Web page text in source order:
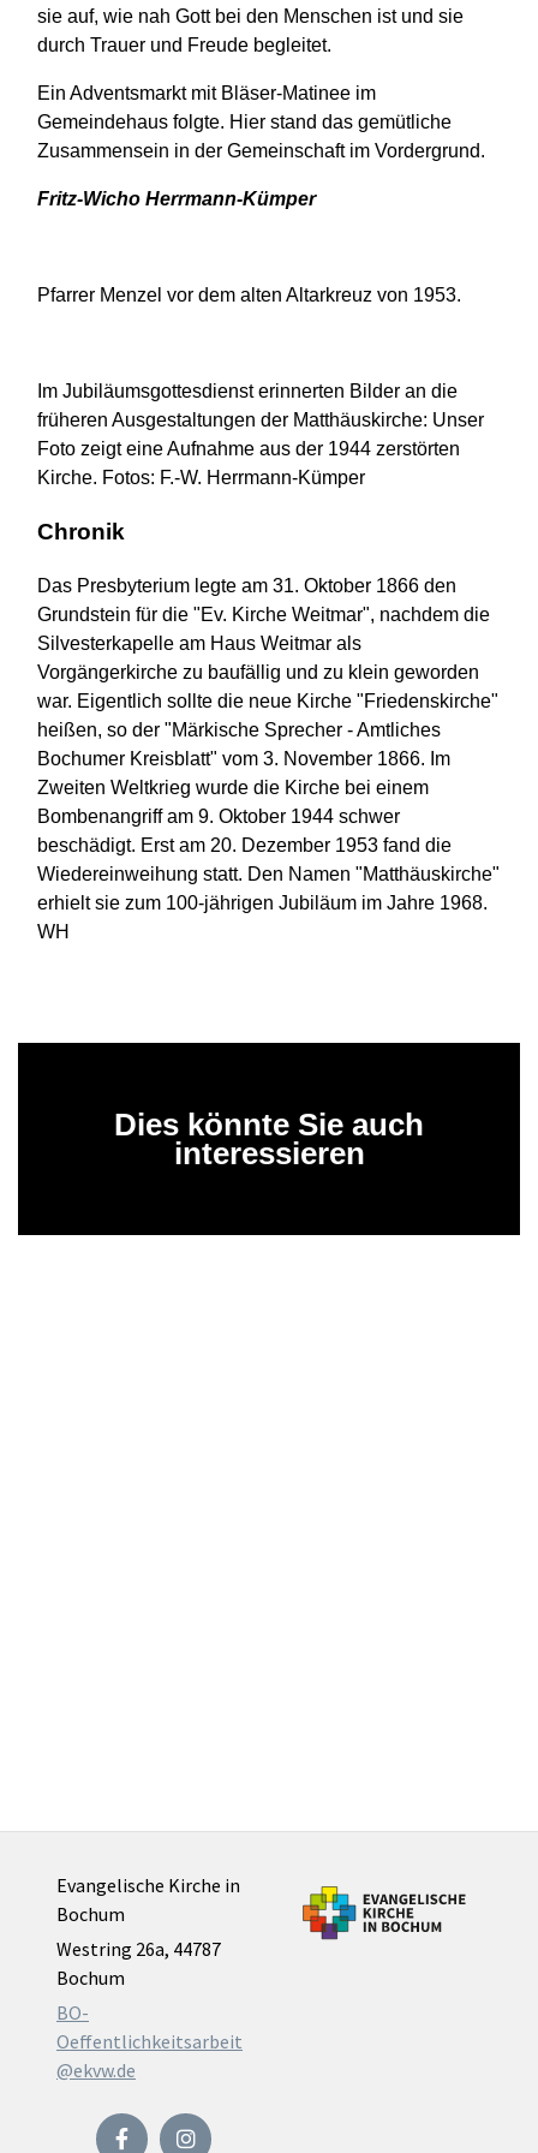
sie auf, wie nah Gott bei den Menschen ist und sie
durch Trauer und Freude begleitet.
Ein Adventsmarkt mit Bläser-Matinee im
Gemeindehaus folgte. Hier stand das gemütliche
Zusammensein in der Gemeinschaft im Vordergrund.
Fritz-Wicho Herrmann-Kümper
Pfarrer Menzel vor dem alten Altarkreuz von 1953.
Im Jubiläumsgottesdienst erinnerten Bilder an die
früheren Ausgestaltungen der Matthäuskirche: Unser
Foto zeigt eine Aufnahme aus der 1944 zerstörten
Kirche. Fotos: F.-W. Herrmann-Kümper
Chronik
Das Presbyterium legte am 31. Oktober 1866 den
Grundstein für die "Ev. Kirche Weitmar", nachdem die
Silvesterkapelle am Haus Weitmar als
Vorgängerkirche zu baufällig und zu klein geworden
war. Eigentlich sollte die neue Kirche "Friedenskirche"
heißen, so der "Märkische Sprecher - Amtliches
Bochumer Kreisblatt" vom 3. November 1866. Im
Zweiten Weltkrieg wurde die Kirche bei einem
Bombenangriff am 9. Oktober 1944 schwer
beschädigt. Erst am 20. Dezember 1953 fand die
Wiedereinweihung statt. Den Namen "Matthäuskirche"
erhielt sie zum 100-jährigen Jubiläum im Jahre 1968.
WH
Dies könnte Sie auch
interessieren
Evangelische Kirche in
Bochum
Westring 26a, 44787
Bochum
BO-
Oeffentlichkeitsarbeit
@ekvw.de